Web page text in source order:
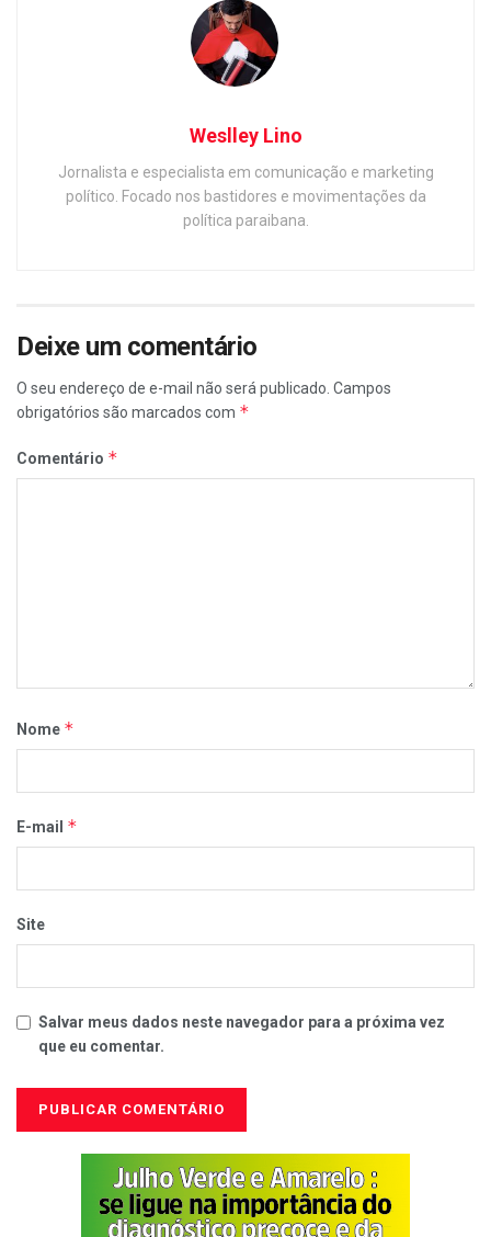
Weslley Lino
Jornalista e especialista em comunicação e marketing
político. Focado nos bastidores e movimentações da
política paraibana.
Deixe um comentário
O seu endereço de e-mail não será publicado. Campos
obrigatórios são marcados com *
Comentário *
Nome *
E-mail *
Site
Salvar meus dados neste navegador para a próxima vez
que eu comentar.